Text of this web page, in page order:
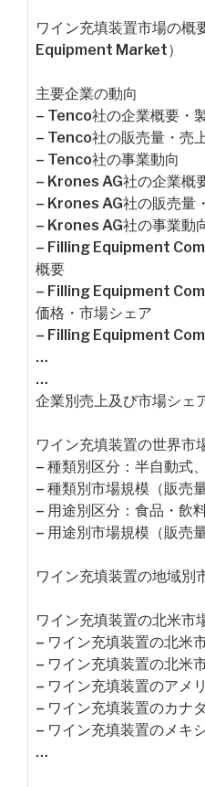
ワイン充填装置市場の
Equipment Market）
主要企業の動向
– Tenco社の企業概要・
– Tenco社の販売量・売
– Tenco社の事業動向
– Krones AG社の企業概
– Krones AG社の販売量
– Krones AG社の事業動
– Filling Equipment
概要
– Filling Equipment
価格・市場シェア
– Filling Equipment
…
…
企業別売上及び市場シェ
ワイン充填装置の世界市
– 種類別区分：半自動式
– 種類別市場規模（販売
– 用途別区分：食品・飲
– 用途別市場規模（販売
ワイン充填装置の地域別
ワイン充填装置の北米市
– ワイン充填装置の北米
– ワイン充填装置の北米
– ワイン充填装置のアメ
– ワイン充填装置のカナ
– ワイン充填装置のメキ
…